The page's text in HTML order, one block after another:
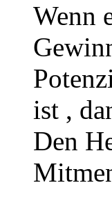
Wenn
ist ,
Den